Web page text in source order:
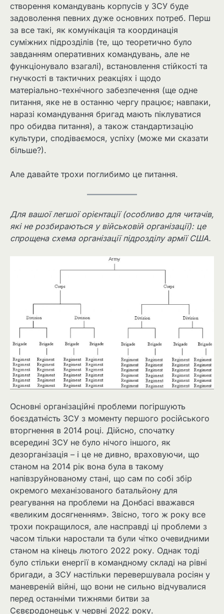
створення командувань корпусів у ЗСУ буде
задоволення певних дуже основних потреб. Перш
за все такі, як комунікація та координація
суміжних підрозділів (те, що теоретично було
завданням оперативних командувань, але не
функціонувало взагалі), встановлення стійкості та
гнучкості в тактичних реакціях і щодо
матеріально-технічного забезпечення (ще одне
питання, яке не в останню чергу працює; навпаки,
наразі командування бригад мають піклуватися
про обидва питання), а також стандартизацію
культури, сподіваємося, успіху (може ми сказати
більше?).
Але давайте трохи поглибимо це питання.
Для вашої легшої орієнтації (особливо для читачів,
які не розбираються у військовій організації): це
спрощена схема організації підрозділу армії США.
Основні організаційні проблеми погіршують
боєздатність ЗСУ з моменту першого російського
вторгнення в 2014 році. Дійсно, спочатку
всередині ЗСУ не було нічого іншого, як
дезорганізація – і це не дивно, враховуючи, що
станом на 2014 рік вона була в такому
напівзруйнованому стані, що сам по собі збір
окремого механізованого батальйону для
реагування на проблеми на Донбасі вважався
«великим досягненням». Звісно, ​​того ж року все
трохи покращилося, але насправді ці проблеми з
часом тільки наростали та були чітко очевидними
станом на кінець лютого 2022 року. Однак тоді
було стільки енергії в командному складі на рівні
бригади, а ЗСУ настільки перевершувала росіян у
маневреній війні, що вони не сильно відчувалися
перед останніми тижнями битви за
Сєвєродонецьк у червні 2022 року.